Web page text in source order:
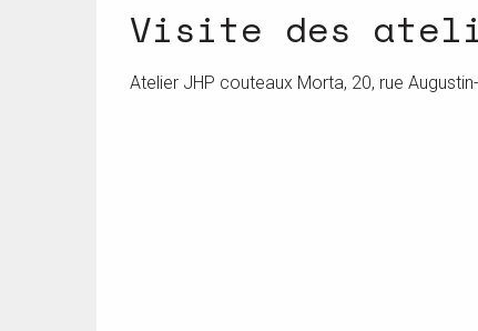
Visite des
Atelier JHP couteaux Morta, 20, rue